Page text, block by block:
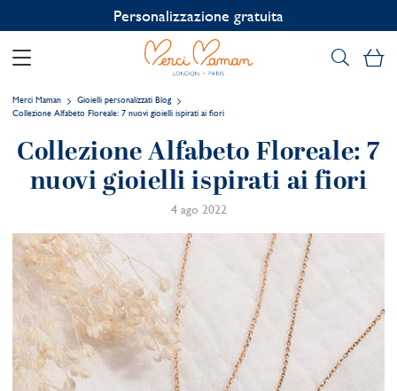
Personalizzazione gratuita
Il
Merci Maman
Gioielli personalizzati Blog
Collezione Alfabeto Floreale: 7 nuovi gioielli ispirati ai fiori
Collezione Alfabeto Floreale: 7
nuovi gioielli ispirati ai fiori
4 ago 2022